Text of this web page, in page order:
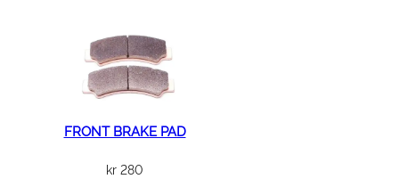
FRONT BRAKE PAD
kr 280